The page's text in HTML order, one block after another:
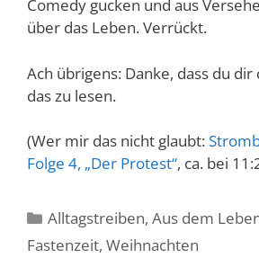
Comedy gucken und aus
über das Leben. Verrückt.
Ach übrigens: Danke, dass du
das zu lesen.
(Wer mir das nicht glaubt:
Folge 4, „Der Protest“, ca. bei
Kategorien
Alltagstreiben,Aus dem
Fastenzeit, Weihnachten